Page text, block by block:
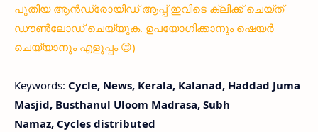
പുതിയ ആൻഡ്രോയിഡ് ആപ്പ് ഇവിടെ ക്ലിക്ക് ചെയ്ത്
ഡൗൺലോഡ് ചെയ്യുക. ഉപയോഗിക്കാനും ഷെയർ
ചെയ്യാനും എളുപ്പം 😊)
Keywords: Cycle, News, Kerala, Kalanad, Haddad Juma
Masjid, Busthanul Uloom Madrasa, Subh
Namaz, Cycles distributed